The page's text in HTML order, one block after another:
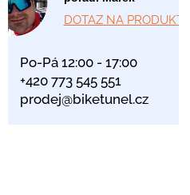
DOTAZ NA PRODUKT
Po-Pá 12:00 - 17:00
+420 773 545 551
prodej@biketunel.cz